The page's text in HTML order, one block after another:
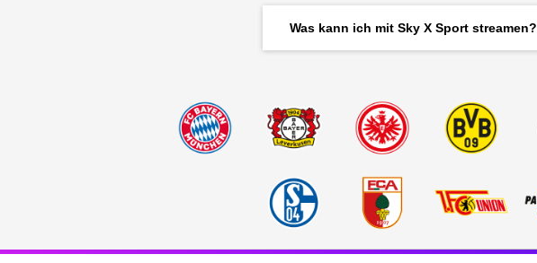
Was kann ich mit Sky X Sport streamen?